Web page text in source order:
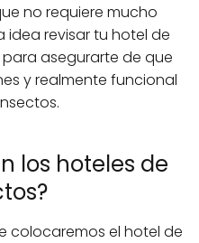
no requiere mucho
idea revisar tu hotel de
asegurarte de que
y realmente funcional
los hoteles de
colocaremos el hotel de